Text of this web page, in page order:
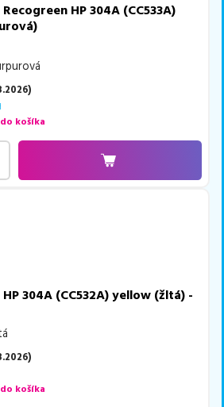
HP 304A (CC533A)
)
košíka
304A (CC532A) yellow (žltá) -
)
košíka